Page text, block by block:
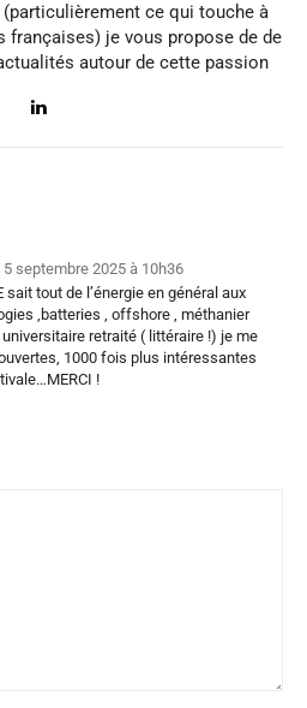
ce qui touche à
françaises) je vous propose de de
autour de cette passion
5 septembre 2025 à 10h36
sait tout de l’énergie en général aux
,batteries , offshore , méthanier
retraité ( littéraire !) je me
1000 fois plus intéressantes
!